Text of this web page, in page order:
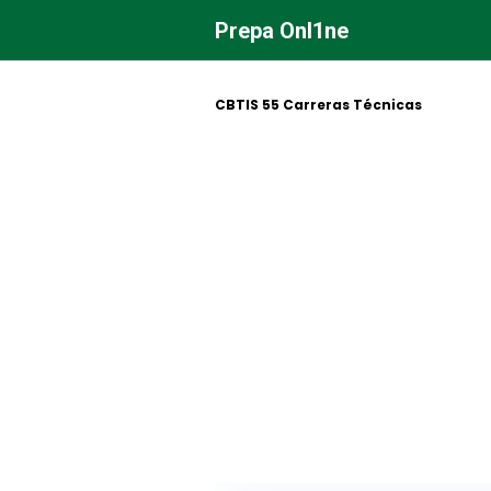
contenido
Prepa Onl1ne
CBTIS 55 Carreras Técnicas